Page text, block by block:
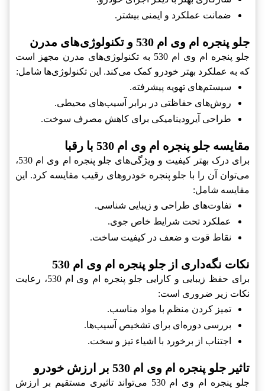
ضمانت عملکرد و ایمنی بیشتر.
جلو پنجره ام وی ام 530 و تکنولوژی‌های مدرن
جلو پنجره ام وی ام 530 به تکنولوژی‌های مدرن مجهز است
که به عملکرد بهتر خودرو کمک می‌کند. این تکنولوژی‌ها شامل:
سیستم‌های تهویه پیشرفته.
روش‌های حفاظتی در برابر آسیب‌های محیطی.
طراحی آیرودینامیکی برای کاهش مصرف سوخت.
مقایسه جلو پنجره ام وی ام 530 با رقبا
برای درک بهتر کیفیت و ویژگی‌های جلو پنجره ام وی ام 530،
می‌توان آن را با جلو پنجره خودروهای رقیب مقایسه کرد. این
مقایسه شامل:
تفاوت‌های طراحی و زیبایی شناسی.
عملکرد تحت شرایط خاص جوی.
نقاط قوت و ضعف در کیفیت ساخت.
نکات نگه‌داری از جلو پنجره ام وی ام 530
برای حفظ زیبایی و کارایی جلو پنجره ام وی ام 530، رعایت
نکات زیر ضروری است:
تمیز کردن منظم با مواد مناسب.
بررسی دوره‌ای برای تشخیص آسیب‌ها.
اجتناب از برخورد با اشیاء تیز و سخت.
تاثیر جلو پنجره ام وی ام 530 بر ارزش خودرو
جلو پنجره ام وی ام 530 می‌تواند تاثیری مستقیم بر ارزش